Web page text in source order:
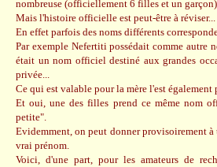
nombreuse (officiellement 6 filles et un
Mais l'histoire officielle est peut-être à réviser...
En effet parfois des noms différents
Par exemple Nefertiti possédait comme autre
était un nom officiel destiné aux grandes
privée...
Ce qui est valable pour la mère l'est
Et oui, une des filles prend ce même nom
petite".
Evidemment, on peut donner provisoirement à
vrai prénom.
Voici, d'une part, pour les amateurs de